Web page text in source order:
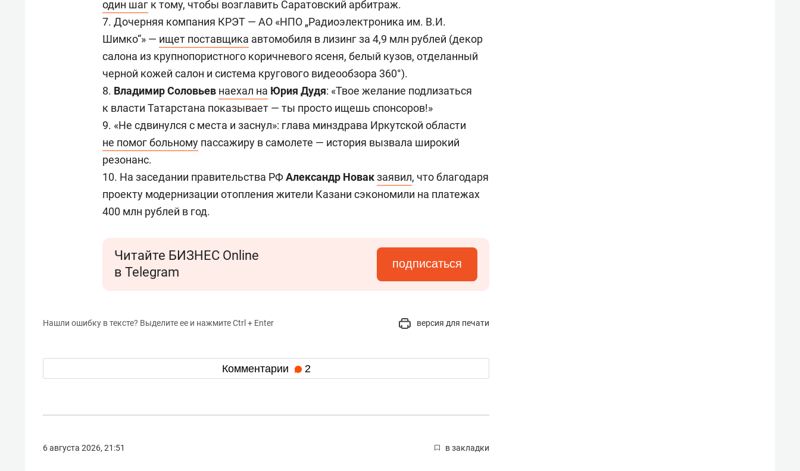
один шаг к тому, чтобы возглавить Саратовский арбитраж.
7. Дочерняя компания КРЭТ — АО «НПО „Радиоэлектроника им. В.И.
Шимко“» — ищет поставщика автомобиля в лизинг за 4,9 млн рублей (декор
салона из крупнопористного коричневого ясеня, белый кузов, отделанный
черной кожей салон и система кругового видеообзора 360°).
8. ВладимирСоловьев наехал на Юрия Дудя: «Твое желание подлизаться
к власти Татарстана показывает — ты просто ищешь спонсоров!»
9. «Не сдвинулся с места и заснул»: глава минздрава Иркутской области
не помог больному пассажиру в самолете — история вызвала широкий
резонанс.
10. На заседании правительства РФАлександр Новакзаявил, что благодаря
проекту модернизации отопления жители Казани сэкономили на платежах
400 млн рублей в год.
Читайте БИЗНЕС Online
в Telegram
подписаться
Нашли ошибку в тексте? Выделите ее и нажмите Ctrl + Enter версия для печати
Комментарии 2
6 августа 2026, 21:51 в закладки